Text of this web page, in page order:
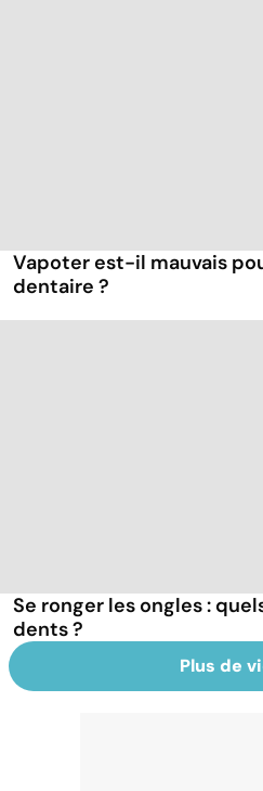
Vapoter est-il mauvais
dentaire ?
Se ronger les ongles :
dents ?
Plus de